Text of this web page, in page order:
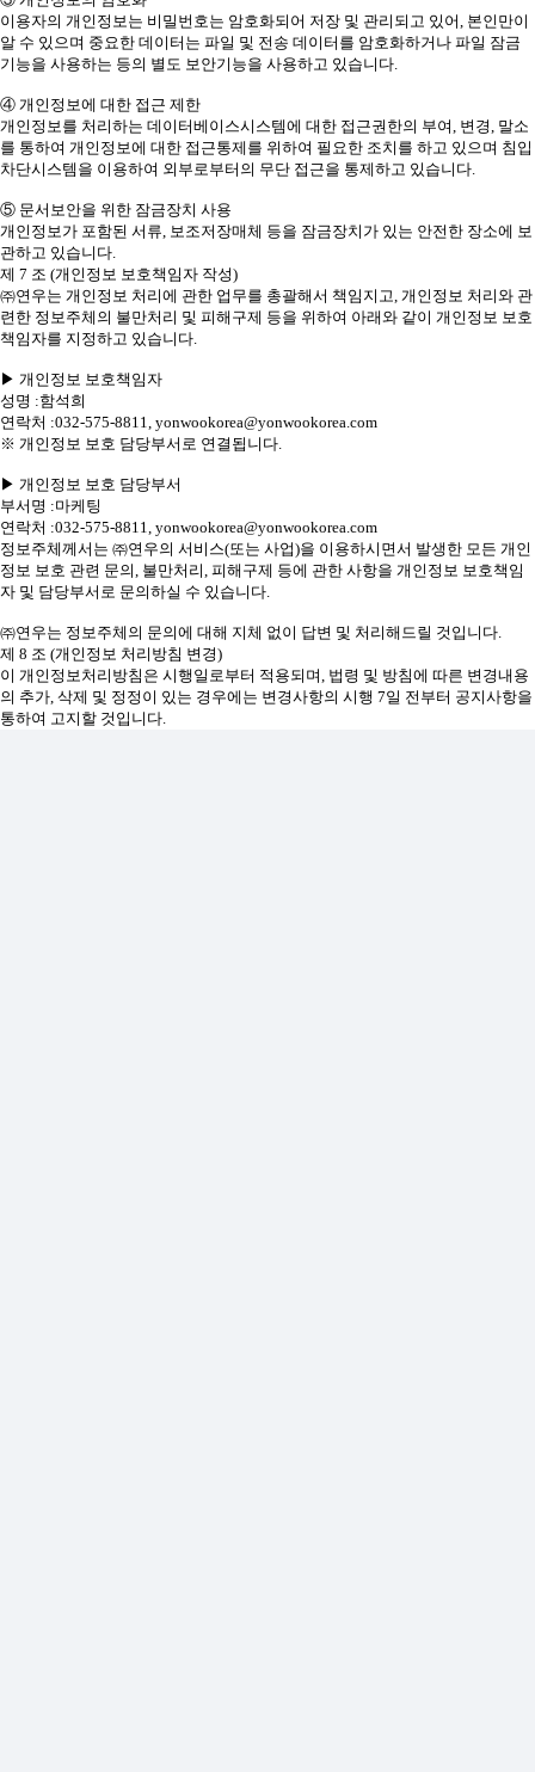
이용자의 개인정보는 비밀번호는 암호화되어 저장 및 관리되고 있어, 본인만이
알 수 있으며 중요한 데이터는 파일 및 전송 데이터를 암호화하거나 파일 잠금
기능을 사용하는 등의 별도 보안기능을 사용하고 있습니다.
④ 개인정보에 대한 접근 제한
개인정보를 처리하는 데이터베이스시스템에 대한 접근권한의 부여, 변경, 말소
를 통하여 개인정보에 대한 접근통제를 위하여 필요한 조치를 하고 있으며 침입
차단시스템을 이용하여 외부로부터의 무단 접근을 통제하고 있습니다.
⑤ 문서보안을 위한 잠금장치 사용
개인정보가 포함된 서류, 보조저장매체 등을 잠금장치가 있는 안전한 장소에 보
관하고 있습니다.
제 7 조 (개인정보 보호책임자 작성)
㈜연우는 개인정보 처리에 관한 업무를 총괄해서 책임지고, 개인정보 처리와 관
련한 정보주체의 불만처리 및 피해구제 등을 위하여 아래와 같이 개인정보 보호
책임자를 지정하고 있습니다.
▶ 개인정보 보호책임자
성명 :함석희
연락처 :032-575-8811, yonwookorea@yonwookorea.com
※ 개인정보 보호 담당부서로 연결됩니다.
▶ 개인정보 보호 담당부서
부서명 :마케팅
연락처 :032-575-8811, yonwookorea@yonwookorea.com
정보주체께서는 ㈜연우의 서비스(또는 사업)을 이용하시면서 발생한 모든 개인
정보 보호 관련 문의, 불만처리, 피해구제 등에 관한 사항을 개인정보 보호책임
자 및 담당부서로 문의하실 수 있습니다.
㈜연우는 정보주체의 문의에 대해 지체 없이 답변 및 처리해드릴 것입니다.
제 8 조 (개인정보 처리방침 변경)
이 개인정보처리방침은 시행일로부터 적용되며, 법령 및 방침에 따른 변경내용
의 추가, 삭제 및 정정이 있는 경우에는 변경사항의 시행 7일 전부터 공지사항을
통하여 고지할 것입니다.